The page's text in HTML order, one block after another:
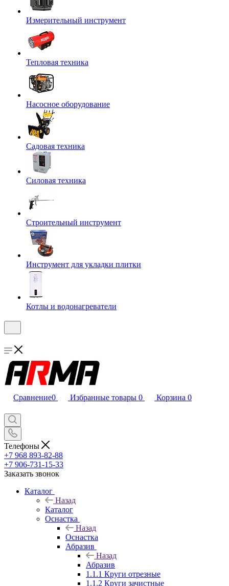
Измерительный инструмент
Тепловая техника
Насосное оборудование
Садовая техника
Силовая техника
Строительный инструмент
Инструмент для укладки плитки
Котлы и водонагреватели
Сравнение0 Избранные товары 0 Корзина 0
Телефоны
+7 968 893-82-88
+7 906-731-15-33
Заказать звонок
Каталог
Назад
Каталог
Оснастка
Назад
Оснастка
Абразив
Назад
Абразив
1.1.1 Круги отрезные
1.1.2 Круги зачистные